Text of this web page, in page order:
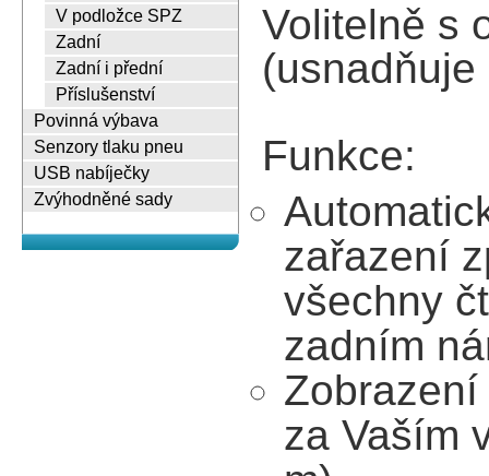
V podložce SPZ
Zadní
Zadní i přední
Příslušenství
Povinná výbava
Senzory tlaku pneu
USB nabíječky
Zvýhodněné sady
Volitelně s
Funkce:
zařazení
všechny
zadním
za Vaším